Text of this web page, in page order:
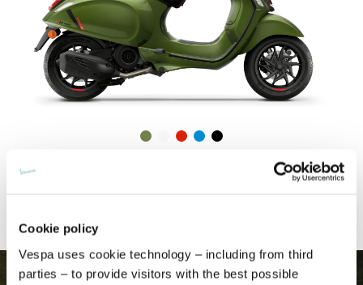
Cookie policy
Vespa uses cookie technology – including from third
parties – to provide visitors with the best possible